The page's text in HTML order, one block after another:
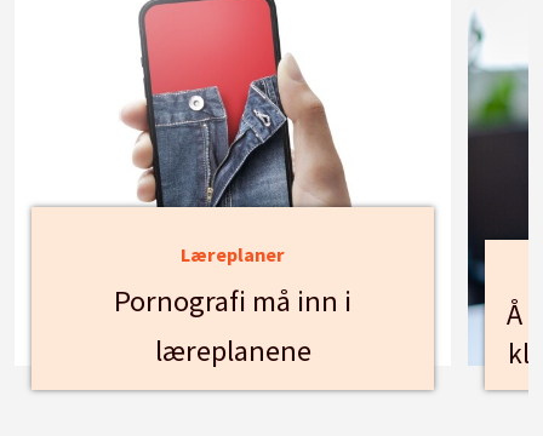
Læreplaner
Pornografi må inn i
læreplanene
Å